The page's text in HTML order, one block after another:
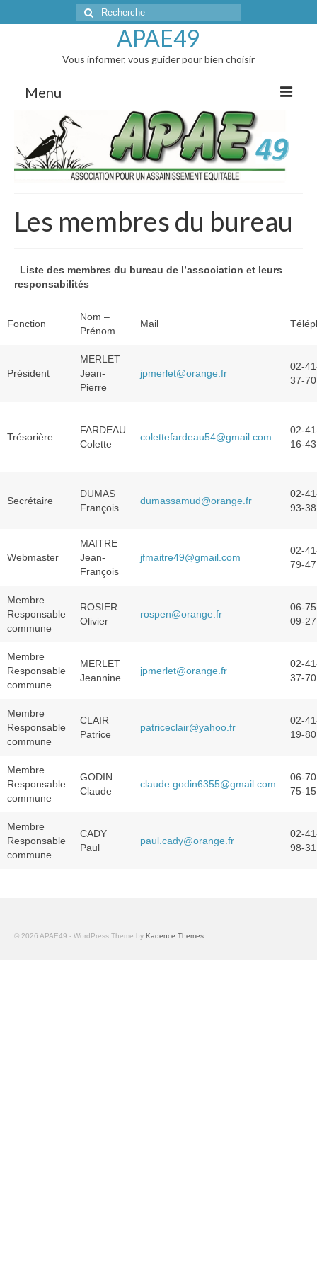
Rechercher
:
APAE49
Vous informer, vous guider pour bien choisir
Menu
Accueil
L’actualité
AG et réunions d’infos
Les membres du bureau
Assainissement Non Collectif (ANC)
Systèmes
Les différentes solutions de traitement
Les fosses toutes eaux
Les filtres compacts
Informations conseils
Guide d’information sur les ANC
Les contrôles du SPANC et réhabilitations
Je veux refaire mon assainissement
Liste des bureaux d’études
Aides au financement
Dernières dispositions au niveau de la CCLLA
au 15 Octobre 2020
Textes de loi tris des déchets
Les membres du bureau
Liste des membres du bureau de l’association et leurs
responsabilités
Fonction
Nom –
Prénom
Mail
Président
MERLET
Jean-
Pierre
jpmerlet@orange.fr
02-
37-70
Trésorière
FARDEAU
Colette
colettefardeau54@gmail.com
02-
16-43
Secrétaire
DUMAS
François
dumassamud@orange.fr
02-
93-38
Webmaster
MAITRE
Jean-
François
jfmaitre49@gmail.com
02-
79-47
Membre
Responsable
commune
ROSIER
Olivier
rospen@orange.fr
06-
09-27
Membre
Responsable
commune
MERLET
Jeannine
jpmerlet@orange.fr
02-
37-70
Membre
Responsable
commune
CLAIR
Patrice
patriceclair@yahoo.fr
02-
19-80
Membre
Responsable
commune
GODIN
Claude
claude.godin6355@gmail.com
06-
75-15
Membre
Responsable
commune
CADY
Paul
paul.cady@orange.fr
02-
98-31
© 2026 APAE49 - WordPress Theme by Kadence Themes